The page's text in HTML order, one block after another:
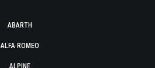
ABARTH
ALFA ROMEO
ALPINE